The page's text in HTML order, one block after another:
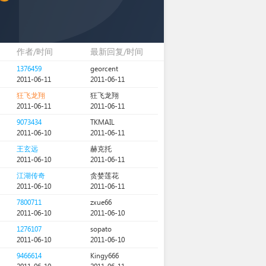
作者/时间 最新回复/时间
1376459
2011-06-11
georcent
2011-06-11
狂飞龙翔
2011-06-11
狂飞龙翔
2011-06-11
9073434
2011-06-10
TKMAIL
2011-06-11
王玄远
2011-06-10
赫克托
2011-06-11
江湖传奇
2011-06-10
贪婪莲花
2011-06-11
7800711
2011-06-10
zxue66
2011-06-10
1276107
2011-06-10
sopato
2011-06-10
9466614
Kingy666